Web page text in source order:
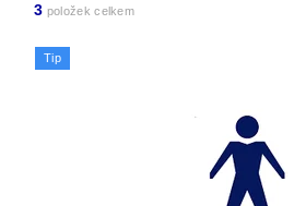
3 položek celkem
Tip